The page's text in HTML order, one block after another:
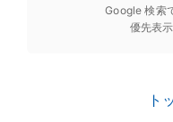
Google 検索
優先表
ト